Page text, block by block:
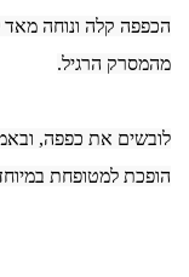
הכפפה קלה ונוחה
מהמסרק הרגיל.
לובשים את כפפה,
הופכת למטופחת